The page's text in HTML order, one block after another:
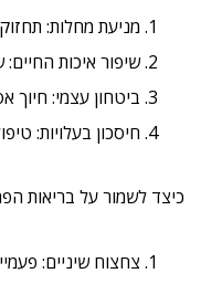
מניעת מחלות:
שיפור איכות החיים:
ביטחון עצמי:
חיסכון בעלויות:
כיצד לשמור על בריאות
צחצוח שיניים: